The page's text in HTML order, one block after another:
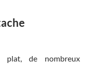
plat, de nombreux